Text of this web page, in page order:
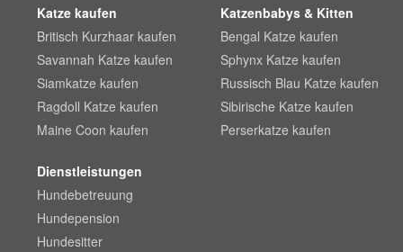
Katze kaufen
Britisch Kurzhaar kaufen
Savannah Katze kaufen
Siamkatze kaufen
Ragdoll Katze kaufen
Maine Coon kaufen
Katzenbabys & Kitten
Bengal Katze kaufen
Sphynx Katze kaufen
Russisch Blau Katze kaufen
Sibirische Katze kaufen
Perserkatze kaufen
Dienstleistungen
Hundebetreuung
Hundepension
Hundesitter